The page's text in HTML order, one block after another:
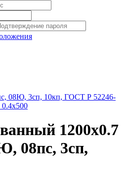
1200x0.7
08пс, 3сп,